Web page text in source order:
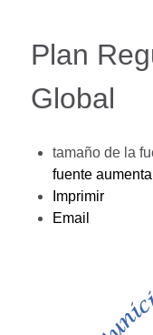
Plan
Global
tamaño de la
fuente
Imprimir
Email